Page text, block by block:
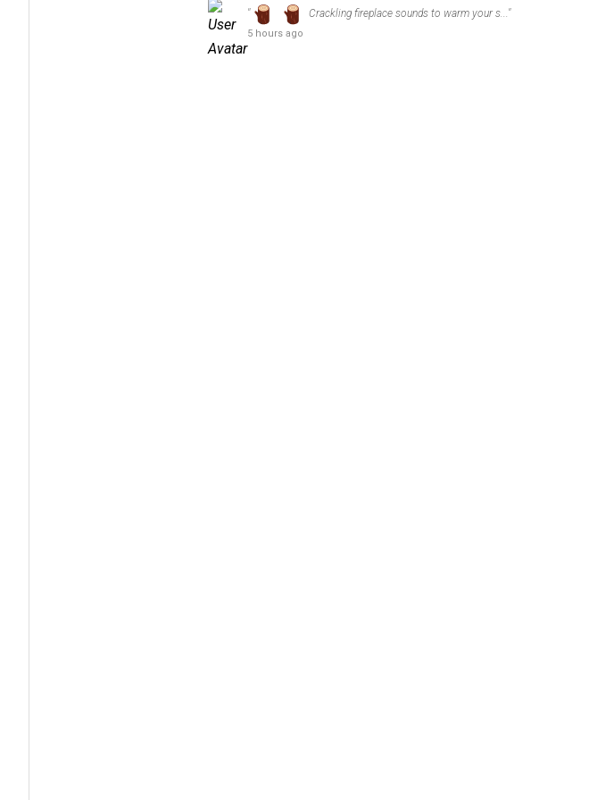
" Crackling fireplace sounds to warm your s..."
5 hours ago